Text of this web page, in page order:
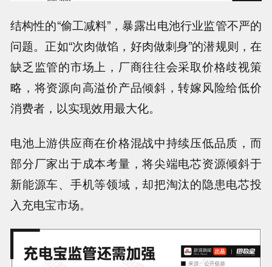
结构性的“偷工减料”，暴露出电池行业监管不严的
问题。 正如“次肉做馅，好肉做刺身”的潜规则，在
缺乏监管的市场上，厂商往往会采取价格歧视策
略，将资源向高溢价产品倾斜，转嫁风险给低价
消费者，以实现效用最大化。
电池上游供应商在价格混战中持续压低品质，而
部分厂家出于成本考量，将尖端电芯资源倾斜于
新能源车、手机等领域，却把淘汰的隐患电芯投
入充电宝市场。